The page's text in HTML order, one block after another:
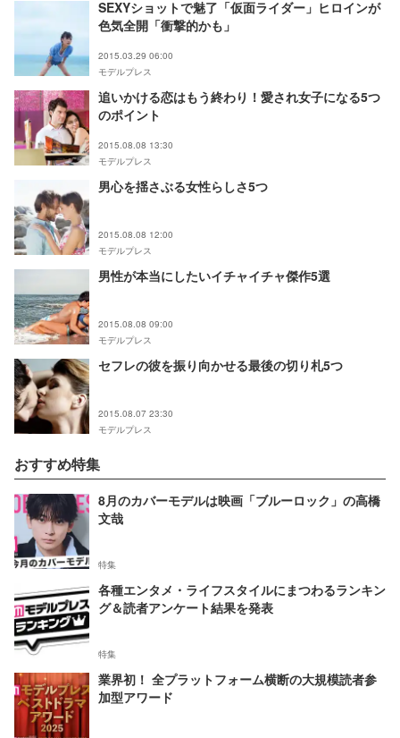
SEXYショットで魅了「仮面ライダー」ヒロインが
色気全開「衝撃的かも」
2015.03.29 06:00
モデルプレス
追いかける恋はもう終わり！愛され女子になる5つ
のポイント
2015.08.08 13:30
モデルプレス
男心を揺さぶる女性らしさ5つ
2015.08.08 12:00
モデルプレス
男性が本当にしたいイチャイチャ傑作5選
2015.08.08 09:00
モデルプレス
セフレの彼を振り向かせる最後の切り札5つ
2015.08.07 23:30
モデルプレス
おすすめ特集
8月のカバーモデルは映画「ブルーロック」の高橋
文哉
特集
各種エンタメ・ライフスタイルにまつわるランキン
グ＆読者アンケート結果を発表
特集
業界初！ 全プラットフォーム横断の大規模読者参
加型アワード